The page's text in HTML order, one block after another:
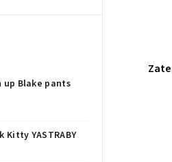
up Blake pants
Kitty YASTRABY